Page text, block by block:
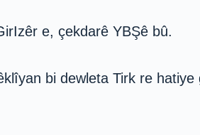
e, çekdarê YBŞê bû.
bi dewleta Tirk re hatiye